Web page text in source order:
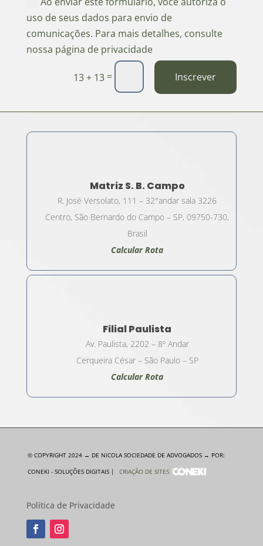
uso de seus dados para envio de
comunicações. Para mais detalhes, consulte
nossa página de privacidade
13 + 13 = Inscrever
Matriz S. B. Campo
R. José Versolato, 111 – 32°andar sala 3226
Centro, São Bernardo do Campo – SP, 09750-730,
Brasil
Calcular Rota
Filial Paulista
Av. Paulista, 2202 – 8º Andar
Cerqueira César – São Paulo – SP
Calcular Rota
© COPYRIGHT 2024 → DE NICOLA SOCIEDADE DE ADVOGADOS → POR:
CONEKI - SOLUÇÕES DIGITAIS |
CRIAÇÃO DE SITES
Política de Privacidade